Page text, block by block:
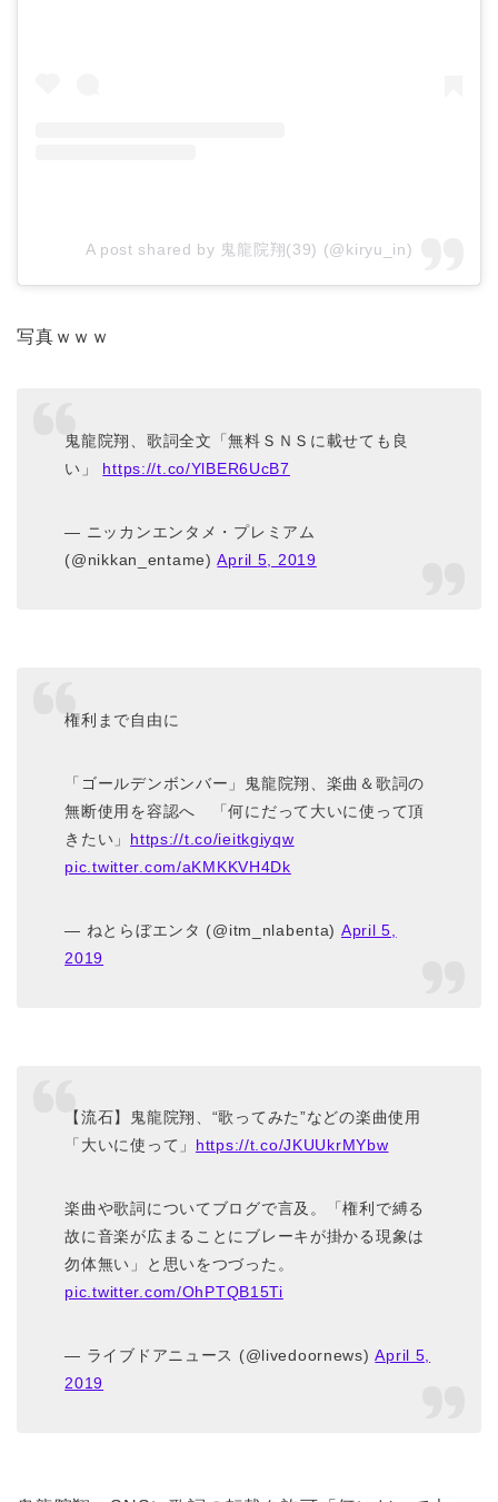
A post shared by 鬼龍院翔(39) (@kiryu_in)
写真ｗｗｗ
鬼龍院翔、歌詞全文「無料ＳＮＳに載せても良
い」 https://t.co/YlBER6UcB7
— ニッカンエンタメ・プレミアム
(@nikkan_entame)April 5, 2019
権利まで自由に
「ゴールデンボンバー」鬼龍院翔、楽曲＆歌詞の
無断使用を容認へ 「何にだって大いに使って頂
きたい」 https://t.co/ieitkgiyqw
pic.twitter.com/aKMKKVH4Dk
— ねとらぼエンタ (@itm_nlabenta) April 5,
2019
【流石】鬼龍院翔、“歌ってみた”などの楽曲使用
「大いに使って」 https://t.co/JKUUkrMYbw
楽曲や歌詞についてブログで言及。「権利で縛る
故に音楽が広まることにブレーキが掛かる現象は
勿体無い」と思いをつづった。
pic.twitter.com/OhPTQB15Ti
— ライブドアニュース (@livedoornews)April 5,
2019